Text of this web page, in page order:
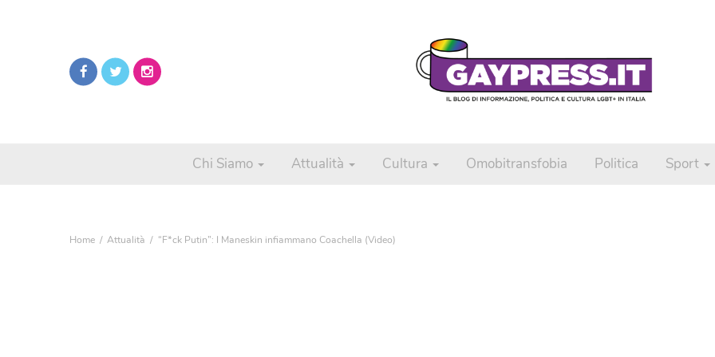
Chi Siamo Attualità Cultura Omobitransfobia Politica Sport
Home Attualità “F*ck Putin”: I Maneskin infiammano Coachella (Video)